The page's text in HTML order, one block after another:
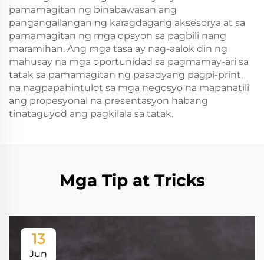
pamamagitan ng binabawasan ang
pangangailangan ng karagdagang aksesorya at sa
pamamagitan ng mga opsyon sa pagbili nang
maramihan. Ang mga tasa ay nag-aalok din ng
mahusay na mga oportunidad sa pagmamay-ari sa
tatak sa pamamagitan ng pasadyang pagpi-print,
na nagpapahintulot sa mga negosyo na mapanatili
ang propesyonal na presentasyon habang
tinataguyod ang pagkilala sa tatak.
Mga Tip at Tricks
13
Jun